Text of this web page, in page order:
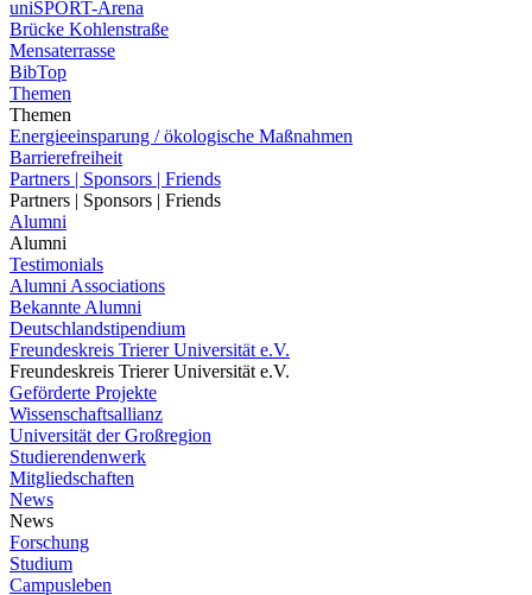
uniSPORT-Arena
Brücke Kohlenstraße
Mensaterrasse
BibTop
Themen
Themen
Energieeinsparung / ökologische Maßnahmen
Barrierefreiheit
Partners | Sponsors | Friends
Partners | Sponsors | Friends
Alumni
Alumni
Testimonials
Alumni Associations
Bekannte Alumni
Deutschlandstipendium
Freundeskreis Trierer Universität e.V.
Freundeskreis Trierer Universität e.V.
Geförderte Projekte
Wissenschaftsallianz
Universität der Großregion
Studierendenwerk
Mitgliedschaften
News
News
Forschung
Studium
Campusleben